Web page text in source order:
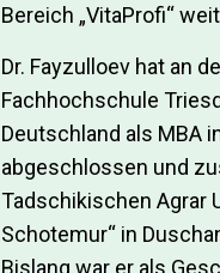
Bereich „VitaProfi“
Dr. Fayzulloev hat an
Fachhochschule
Deutschland als MBA
abgeschlossen und
Tadschikischen Agrar
Schotemur“ in
Bislang war er als